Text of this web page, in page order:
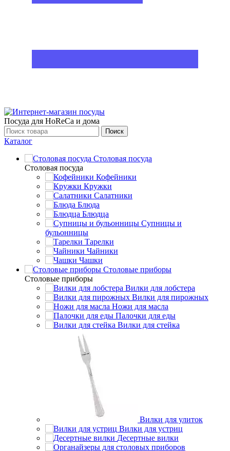
Посуда для HoReCa и дома
Поиск
Каталог
Столовая посуда
Столовая посуда
Кофейники
Кружки
Салатники
Блюда
Блюдца
Супницы и
бульонницы
Тарелки
Чайники
Чашки
Cтоловые приборы
Cтоловые приборы
Вилки для лобстера
Вилки для пирожных
Ножи для масла
Палочки для еды
Вилки для стейка
Вилки для улиток
Вилки для устриц
Десертные вилки